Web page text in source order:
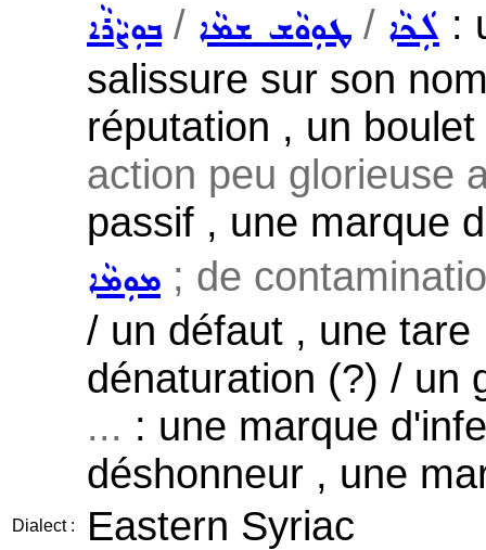
ܒܘܼܨܵܪܵܐ/ ܛܘܼܘܵܫ ܫܡܵܐ / ܠܲܟܵܐ :
salissure sur son
réputation , un
action peu glorieuse
passif , une marque
ܡܘܼܡܵܐ ; de
/ un défaut , une
dénaturation (?) / un
... : une marque
déshonneur , une
Dialect : Eastern Syriac